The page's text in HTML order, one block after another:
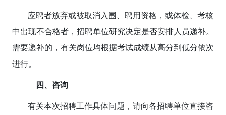
应聘者放弃或被取消入围、聘用资格，或体检、考核
中出现不合格者，招聘单位研究决定是否安排人员递补。
需要递补的，有关岗位均根据考试成绩从高分到低分依次
进行。
四、咨询
有关本次招聘工作具体问题，请向各招聘单位直接咨